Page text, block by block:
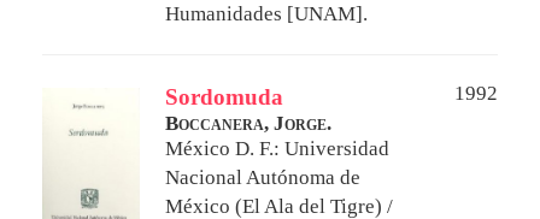
Humanidades [UNAM].
Sordomuda
1992
Boccanera, Jorge.
México D. F.: Universidad
Nacional Autónoma de
México (El Ala del Tigre) /